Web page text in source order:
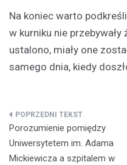
Na koniec warto
w kurniku nie
ustalono, miały one
samego dnia, kiedy
Nawigacja
wpisu
Porozumienie pomiędzy
Uniwersytetem im. Adama
Mickiewicza a szpitalem w